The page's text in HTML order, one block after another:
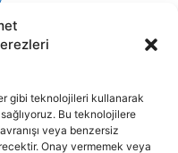
gibi teknolojileri kullanarak
Bu teknolojilere
veya benzersiz
Onay vermemek veya
metini, resim ve benzeri
A.Ş.'ye aittir. Hiçbir şekilde